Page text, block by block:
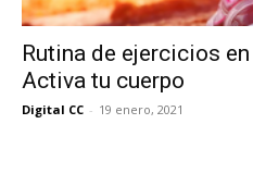
Rutina de ejercicios en
Activa tu cuerpo
Digital CC - 19 enero, 2021